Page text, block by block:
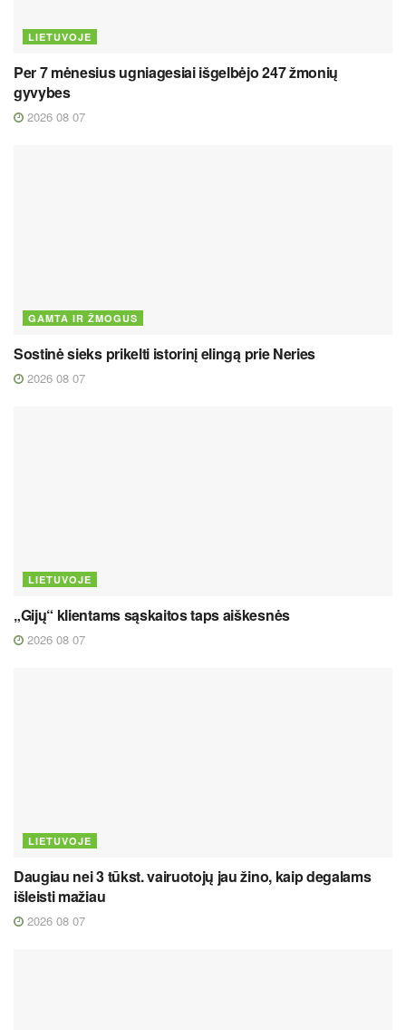
LIETUVOJE
Per 7 mėnesius ugniagesiai išgelbėjo 247 žmonių
gyvybes
2026 08 07
GAMTA IR ŽMOGUS
Sostinė sieks prikelti istorinį elingą prie Neries
2026 08 07
LIETUVOJE
„Gijų“ klientams sąskaitos taps aiškesnės
2026 08 07
LIETUVOJE
Daugiau nei 3 tūkst. vairuotojų jau žino, kaip degalams
išleisti mažiau
2026 08 07